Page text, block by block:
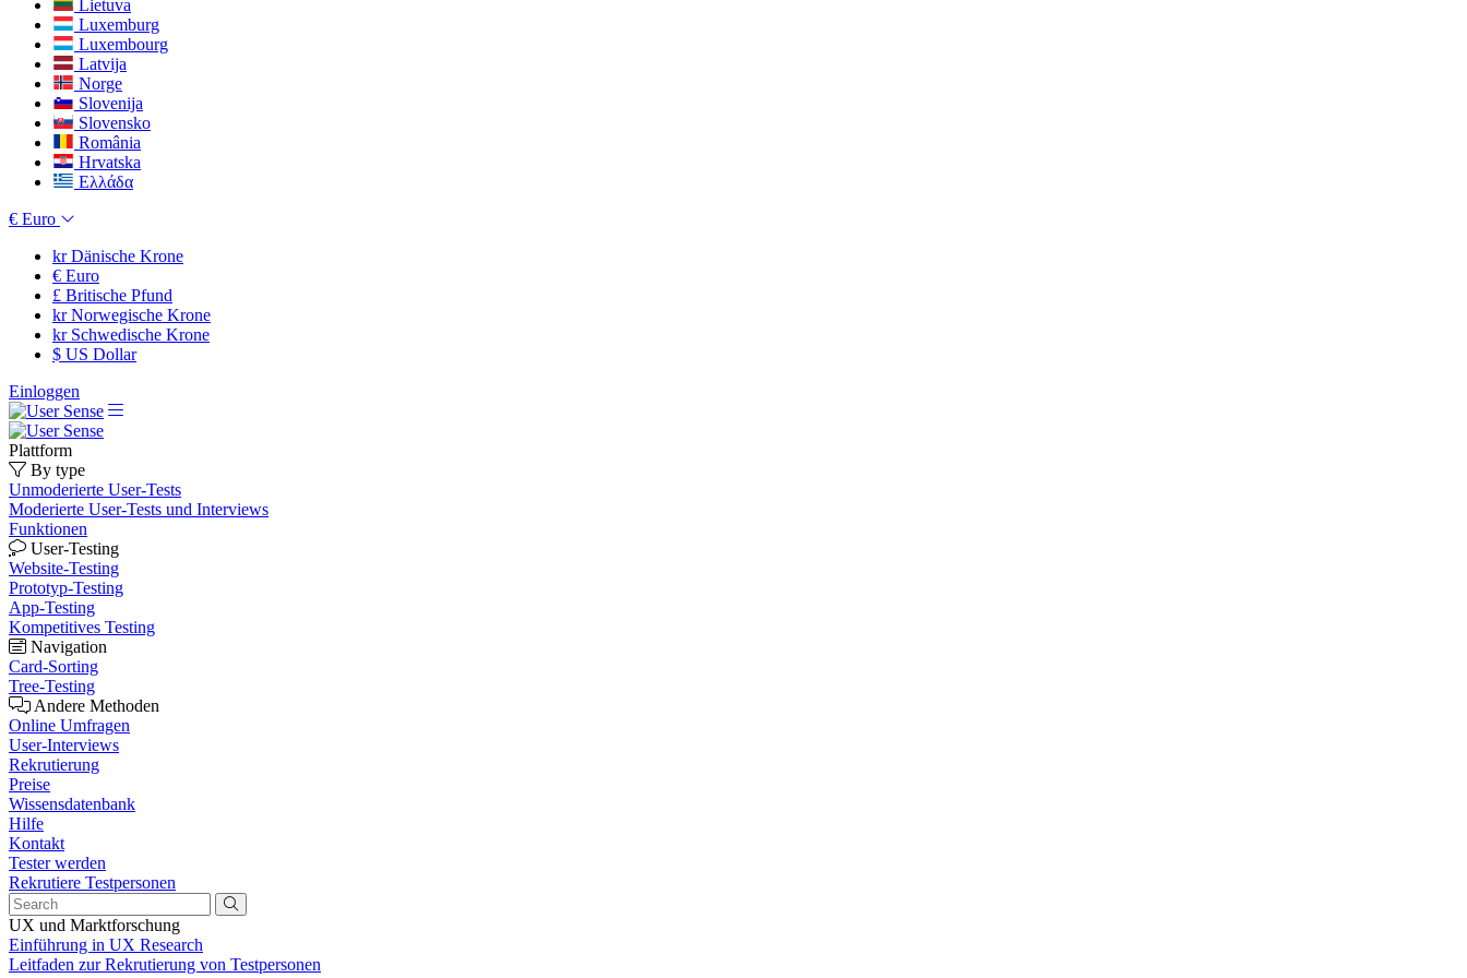
Lietuva
Luxemburg
Luxembourg
Latvija
Norge
Slovenija
Slovensko
România
Hrvatska
Ελλάδα
€ Euro
krDänische Krone
€ Euro
£ Britische Pfund
krNorwegische Krone
krSchwedische Krone
$ US Dollar
Einloggen
Plattform
By type
Unmoderierte User-Tests
Moderierte User-Tests und Interviews
Funktionen
User-Testing
Website-Testing
Prototyp-Testing
App-Testing
Kompetitives Testing
Navigation
Card-Sorting
Tree-Testing
Andere Methoden
Online Umfragen
User-Interviews
Rekrutierung
Preise
Wissensdatenbank
Hilfe
Kontakt
Tester werden
Rekrutiere Testpersonen
UX und Marktforschung
Einführung in UX Research
Leitfaden zur Rekrutierung von Testpersonen